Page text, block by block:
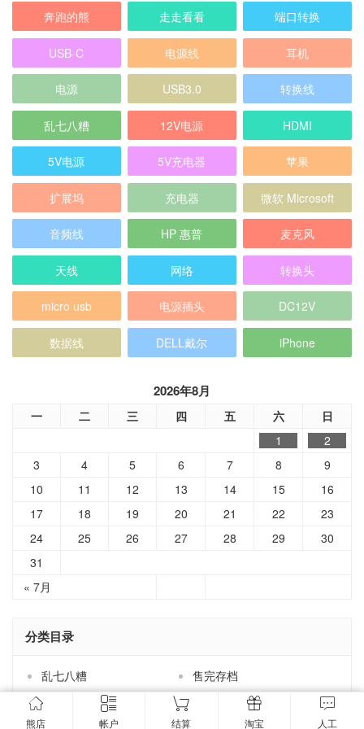
奔跑的熊 走走看看 端口转换
USB-C 电源线 耳机
电源 USB3.0 转换线
乱七八糟 12V电源 HDMI
5V电源 5V充电器 苹果
扩展坞 充电器 微软 Microsoft
音频线 HP 惠普 麦克风
天线 网络 转换头
micro usb 电源插头 DC12V
数据线 DELL戴尔 iPhone
2026年8月
一 二 三 四 五 六 日
« 7月
1
2
3
4 5 6 7 8
9
10
11 12 13 14 15
16
17
18 19 20 21 22
23
24
25 26 27 28 29
30
31
分类目录
乱七八糟
售完存档
外设配件
大神请进
家居用品
熊店 帐户 结算 淘宝 人工